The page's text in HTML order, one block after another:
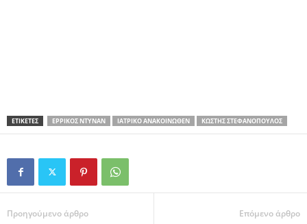
ΕΤΙΚΕΤΕΣ ΕΡΡΊΚΟΣ ΝΤΥΝΆΝ ΙΑΤΡΙΚΌ ΑΝΑΚΟΙΝΩΘΈΝ ΚΩΣΤΉΣ ΣΤΕΦΑΝΌΠΟΥΛΟΣ
Προηγούμενο άρθρο Επόμενο άρθρο